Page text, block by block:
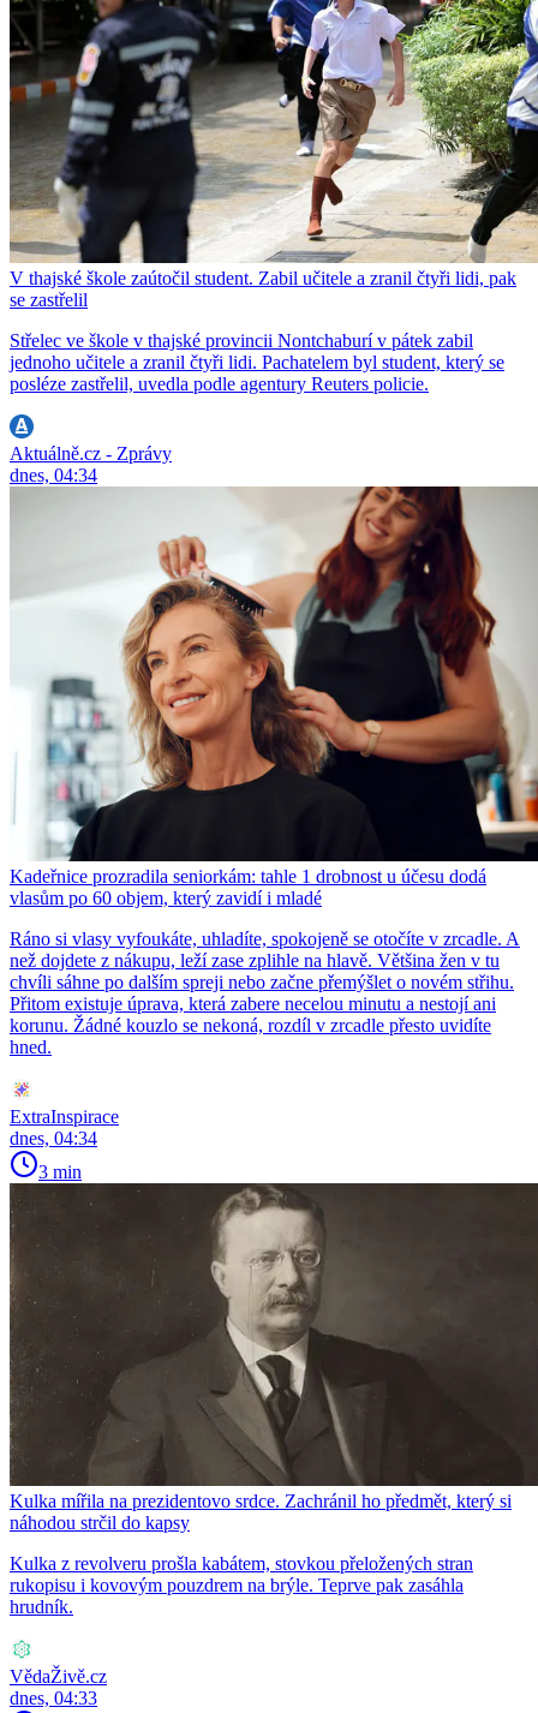
V thajské škole zaútočil student. Zabil učitele a zranil čtyři lidi, pak
se zastřelil
Střelec ve škole v thajské provincii Nontchaburí v pátek zabil
jednoho učitele a zranil čtyři lidi. Pachatelem byl student, který se
posléze zastřelil, uvedla podle agentury Reuters policie.
Aktuálně.cz - Zprávy
dnes, 04:34
Kadeřnice prozradila seniorkám: tahle 1 drobnost u účesu dodá
vlasům po 60 objem, který zavidí i mladé
Ráno si vlasy vyfoukáte, uhladíte, spokojeně se otočíte v zrcadle. A
než dojdete z nákupu, leží zase zplihle na hlavě. Většina žen v tu
chvíli sáhne po dalším spreji nebo začne přemýšlet o novém střihu.
Přitom existuje úprava, která zabere necelou minutu a nestojí ani
korunu. Žádné kouzlo se nekoná, rozdíl v zrcadle přesto uvidíte
hned.
ExtraInspirace
dnes, 04:34
3 min
Kulka mířila na prezidentovo srdce. Zachránil ho předmět, který si
náhodou strčil do kapsy
Kulka z revolveru prošla kabátem, stovkou přeložených stran
rukopisu i kovovým pouzdrem na brýle. Teprve pak zasáhla
hrudník.
VědaŽivě.cz
dnes, 04:33